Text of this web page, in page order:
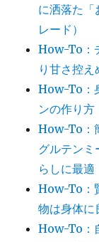
に洒落た
レード）
How-To：
り甘さ控
How-To：
ンの作り方
How-To：
グルテン
らしに最適
How-To：
物は身体に
How-To：